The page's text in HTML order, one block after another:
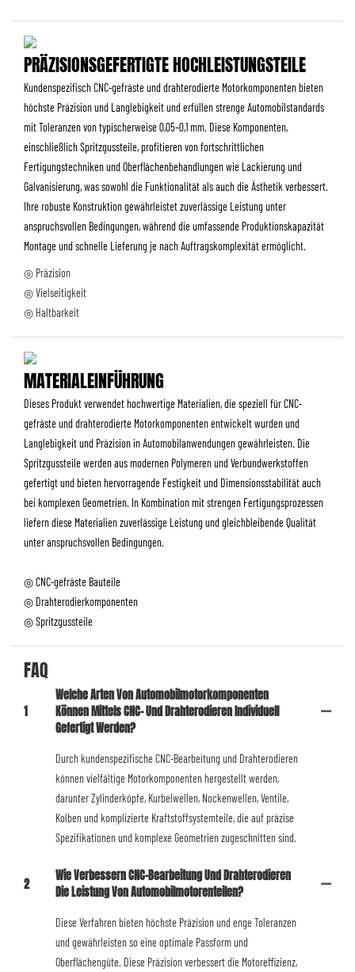
PRÄZISIONSGEFERTIGTE HOCHLEISTUNGSTEILE
Kundenspezifisch CNC-gefräste und drahterodierte Motorkomponenten bieten
höchste Präzision und Langlebigkeit und erfüllen strenge Automobilstandards
mit Toleranzen von typischerweise 0,05–0,1 mm. Diese Komponenten,
einschließlich Spritzgussteile, profitieren von fortschrittlichen
Fertigungstechniken und Oberflächenbehandlungen wie Lackierung und
Galvanisierung, was sowohl die Funktionalität als auch die Ästhetik verbessert.
Ihre robuste Konstruktion gewährleistet zuverlässige Leistung unter
anspruchsvollen Bedingungen, während die umfassende Produktionskapazität
Montage und schnelle Lieferung je nach Auftragskomplexität ermöglicht.
◎ Präzision
◎ Vielseitigkeit
◎ Haltbarkeit
MATERIALEINFÜHRUNG
Dieses Produkt verwendet hochwertige Materialien, die speziell für CNC-
gefräste und drahterodierte Motorkomponenten entwickelt wurden und
Langlebigkeit und Präzision in Automobilanwendungen gewährleisten. Die
Spritzgussteile werden aus modernen Polymeren und Verbundwerkstoffen
gefertigt und bieten hervorragende Festigkeit und Dimensionsstabilität auch
bei komplexen Geometrien. In Kombination mit strengen Fertigungsprozessen
liefern diese Materialien zuverlässige Leistung und gleichbleibende Qualität
unter anspruchsvollen Bedingungen.
◎ CNC-gefräste Bauteile
◎ Drahterodierkomponenten
◎ Spritzgussteile
FAQ
1
Welche Arten Von Automobilmotorkomponenten
Können Mittels CNC- Und Drahterodieren Individuell
Gefertigt Werden?
Durch kundenspezifische CNC-Bearbeitung und Drahterodieren
können vielfältige Motorkomponenten hergestellt werden,
darunter Zylinderköpfe, Kurbelwellen, Nockenwellen, Ventile,
Kolben und komplizierte Kraftstoffsystemteile, die auf präzise
Spezifikationen und komplexe Geometrien zugeschnitten sind.
2
Wie Verbessern CNC-Bearbeitung Und Drahterodieren
Die Leistung Von Automobilmotorenteilen?
Diese Verfahren bieten höchste Präzision und enge Toleranzen
und gewährleisten so eine optimale Passform und
Oberflächengüte. Diese Präzision verbessert die Motoreffizienz,